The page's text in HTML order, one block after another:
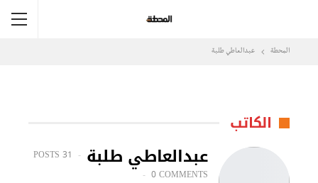
المحطة عبدالعاطي طلبة
الكاتب
عبدالعاطي طلبة
31 POSTS
0 COMMENTS